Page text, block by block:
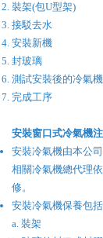
裝架(包U型架)
接駁去水
安裝新機
封玻璃
​測試安裝後的冷氣機
完成工序
​安裝窗口式冷氣機
安裝冷氣機由本公
相關冷氣機總代理
修。
安裝冷氣機保養包
a. 裝架